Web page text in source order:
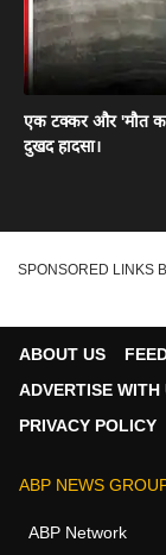
एक टक्कर और 'मौत
दुखद हादसा।
SPONSORED LINKS
ABOUT US
ADVERTISE WITH
PRIVACY POLICY
ABP NEWS
ABP Network